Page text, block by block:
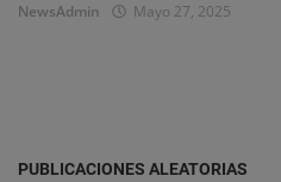
NewsAdmin Mayo 27, 2025
PUBLICACIONES ALEATORIAS